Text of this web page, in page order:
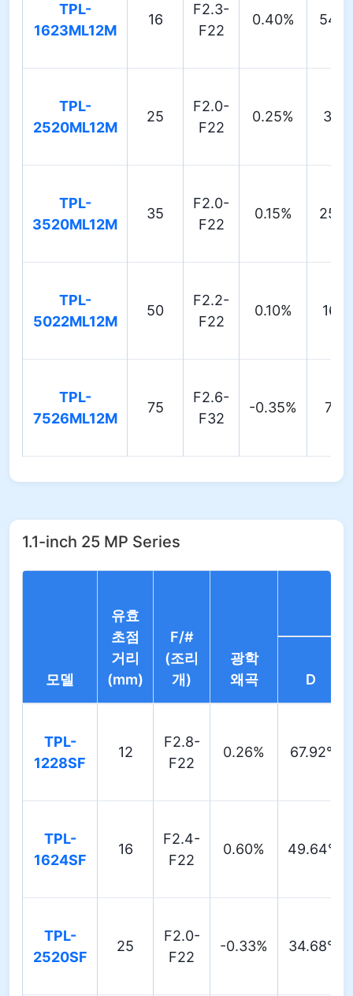
TPL-
1623ML12M
16
F2.3-
F22
0.40%
TPL-
2520ML12M
25
F2.0-
F22
0.25%
TPL-
3520ML12M
35
F2.0-
F22
0.15%
TPL-
5022ML12M
50
F2.2-
F22
0.10%
TPL-
7526ML12M
75
F2.6-
F32
-0.35%
1.1-inch 25 MP Series
모델
유효
초점
거리
(mm)
F/#
(조리
개)
광학
왜곡
D
TPL-
1228SF
12
F2.8-
F22
0.26% 67.92°
TPL-
1624SF
16
F2.4-
F22
0.60% 49.64°
TPL-
2520SF
25
F2.0-
F22
-0.33% 34.68°